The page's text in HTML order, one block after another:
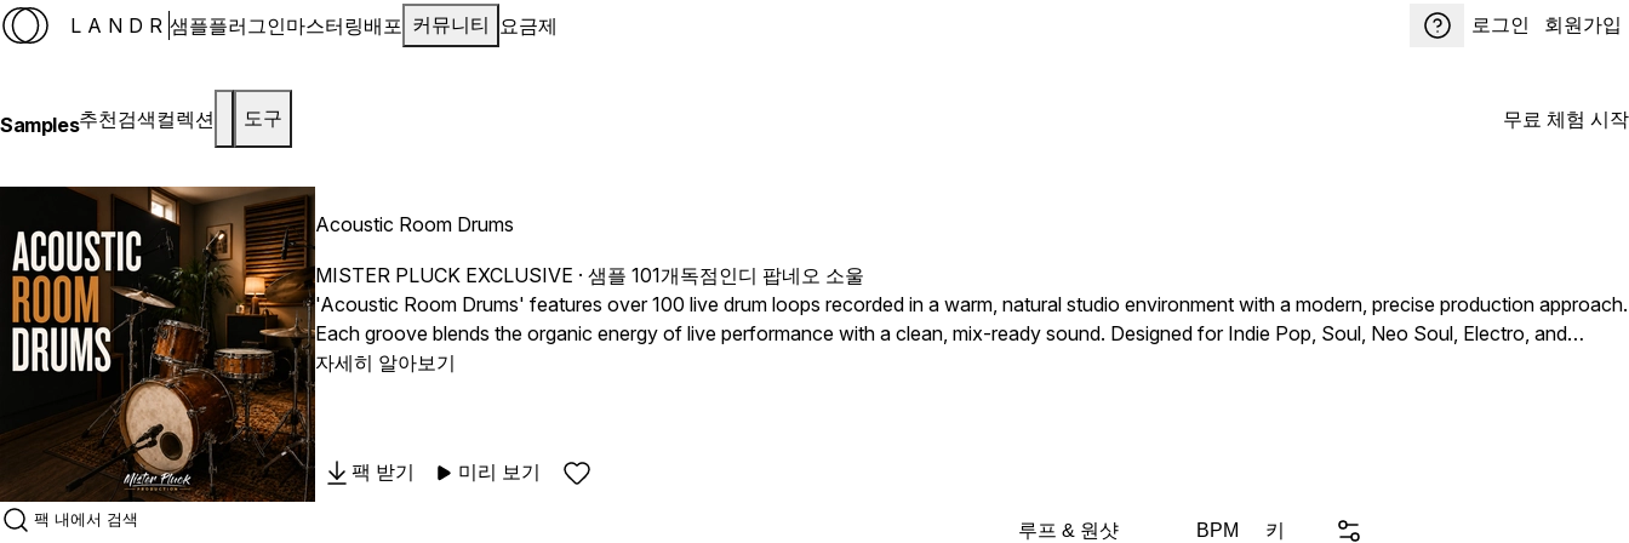
LANDR 샘플플러그인마스터링배포 커뮤니티 요금제 로그인 회원가입
Samples추천검색컬렉션 도구 무료 체험 시작
Acoustic Room Drums
MISTER PLUCK EXCLUSIVE · 샘플 101개독점인디 팝네오 소울
'Acoustic Room Drums' features over 100 live drum loops recorded in a warm, natural studio environment with a modern, precise production approach.
Each groove blends the organic energy of live performance with a clean, mix-ready sound. Designed for Indie Pop, Soul, Neo Soul, Electro, and
vintage-inspired productions, this collection bridges the authentic feel of live drums with the clarity and punch of contemporary production.
자세히 알아보기
팩 받기 미리 보기
루프 & 원샷 BPM 키